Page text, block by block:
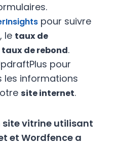
pour suivre
, le taux de
taux de rebond.
pour
les informations
site internet.
site vitrine utilisant
et Wordfence a